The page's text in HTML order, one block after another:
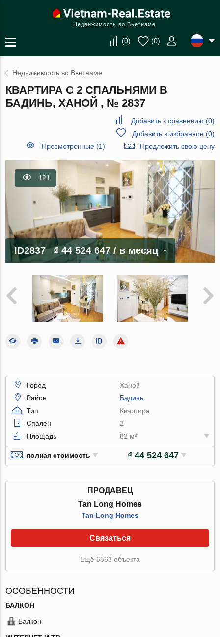
Недвижимость во Вьетнаме
(0) (0)
Недвижимость во Вьетнаме
КВАРТИРА С 2 СПАЛЬНЯМИ В
БАДИНЬ, ХАНОЙ , № 2837
Добавить к сравнению (0)
Добавить в избранное(0)
Просмотренные (1)
Предложить свою цену
121
ID2837 ₫ 44 524 647/ в месяц
Город
Ханой
Район
Бадинь
Тип
Квартира
Спален
2
Площадь
82 м²
полная стоимость ₫ 44 524 647
ПРОДАВЕЦ
Tan Long Homes
Tan Long Homes
Связаться
Ещё 6563 объекта
ОСОБЕННОСТИ
БАЛКОН
Балкон